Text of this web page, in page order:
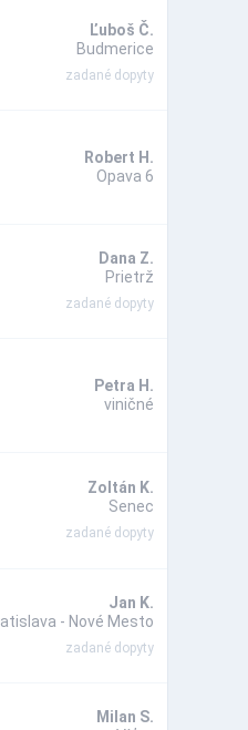
Ľuboš Č.
Budmerice
zadané dopyty
Robert H.
Opava 6
Dana Z.
Prietrž
zadané dopyty
Petra H.
viničné
Zoltán K.
Senec
zadané dopyty
Jan K.
- Nové Mesto
zadané dopyty
Milan S.